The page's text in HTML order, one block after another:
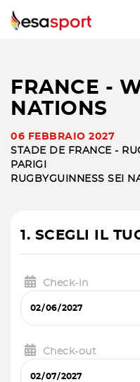
FRANCE -
NATIONS
06 FEBBRAIO 2027
STADE DE FRANCE -
PARIGI
RUGBYGUINNESS SEI
1. SCEGLI IL
Check-in
Check-out